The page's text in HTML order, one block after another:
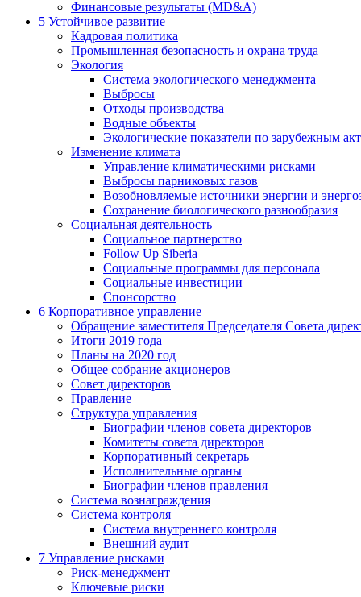
Финансовые результаты (MD&A)
5 Устойчивое развитие
Кадровая политика
Промышленная безопасность и охрана труда
Экология
Система экологического менеджмента
Выбросы
Отходы производства
Водные объекты
Экологические показатели по зарубежным
Изменение климата
Управление климатическими рисками
Выбросы парниковых газов
Возобновляемые источники энергии и
Сохранение биологического разнообразия
Социальная деятельность
Социальное партнерство
Follow Up Siberia
Социальные программы для персонала
Социальные инвестиции
Спонсорство
6 Корпоративное управление
Обращение заместителя Председателя Совета
Итоги 2019 года
Планы на 2020 год
Общее собрание акционеров
Совет директоров
Правление
Структура управления
Биографии членов совета директоров
Комитеты совета директоров
Корпоративный секретарь
Исполнительные органы
Биографии членов правления
Система вознаграждения
Система контроля
Система внутреннего контроля
Внешний аудит
7 Управление рисками
Риск-менеджмент
Ключевые риски